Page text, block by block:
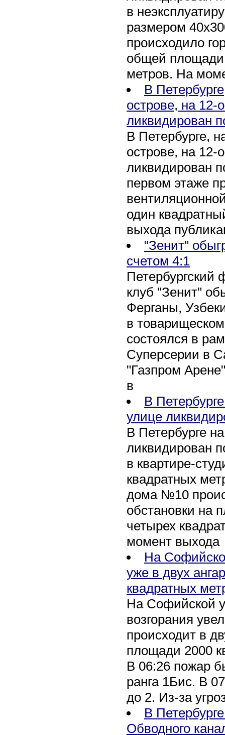
в
размером
происходило
общей площади
метров. На
В
острове, на 12-
ликвидирован
В Петербурге,
острове, на 12-
ликвидирован
первом этаже
один
выхода
"Зенит"
счетом 4:1
Петербургский
клуб "Зенит"
Ферганы,
в
состоялся в
Суперсерии в
"Газпром
в
В
улице
В Петербурге
ликвидирован
в квартире-
квадратных
дома №10
обстановки на
четырех
момент выхода
На
уже в двух
квадратных
На Софийской
возгорания
происходит в
площади 2000
В 06:26 пожар
ранга 1Бис. В
до 2. Из-за
В
Обводного